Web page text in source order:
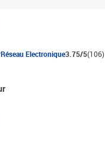
Réseau Electronique3.75/5(106)